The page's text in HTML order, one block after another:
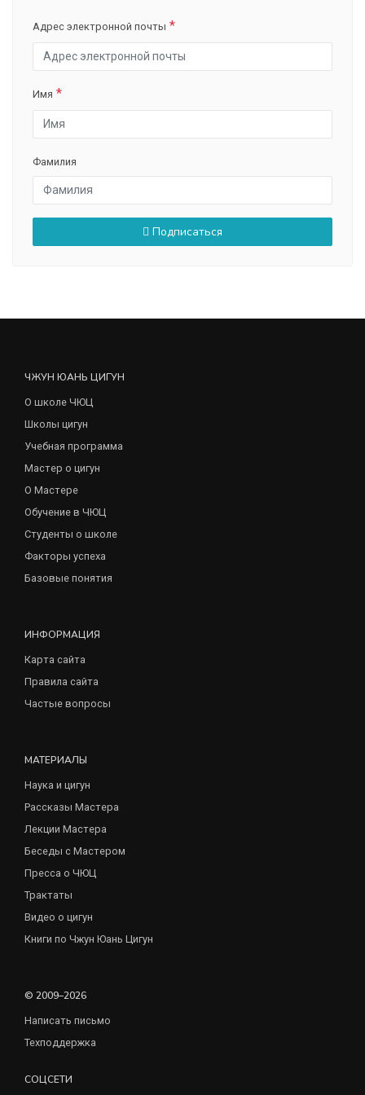
Адрес электронной почты
Имя
Фамилия
Подписаться
ЧЖУН ЮАНЬ ЦИГУН
О школе ЧЮЦ
Школы цигун
Учебная программа
Мастер о цигун
О Мастере
Обучение в ЧЮЦ
Студенты о школе
Факторы успеха
Базовые понятия
ИНФОРМАЦИЯ
Карта сайта
Правила сайта
Частые вопросы
МАТЕРИАЛЫ
Наука и цигун
Рассказы Мастера
Лекции Мастера
Беседы с Мастером
Пресса о ЧЮЦ
Трактаты
Видео о цигун
Книги по Чжун Юань Цигун
© 2009–2026
Написать письмо
Техподдержка
СОЦСЕТИ